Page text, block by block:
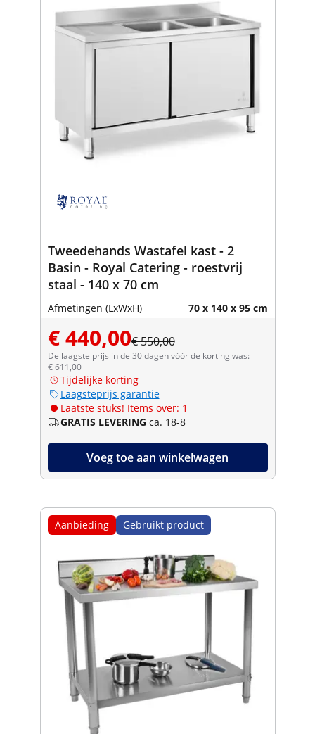
Tweedehands Wastafel kast - 2
Basin - Royal Catering - roestvrij
staal - 140 x 70 cm
Afmetingen (LxWxH) 70 x 140 x 95 cm
€ 440,00€ 550,00
De laagste prijs in de 30 dagen vóór de korting was:
€ 611,00
Tijdelijke korting
Laagsteprijs garantie
Laatste stuks! Items over: 1
GRATIS LEVERING ca. 18-8
Voeg toe aan winkelwagen
Aanbieding Gebruikt product